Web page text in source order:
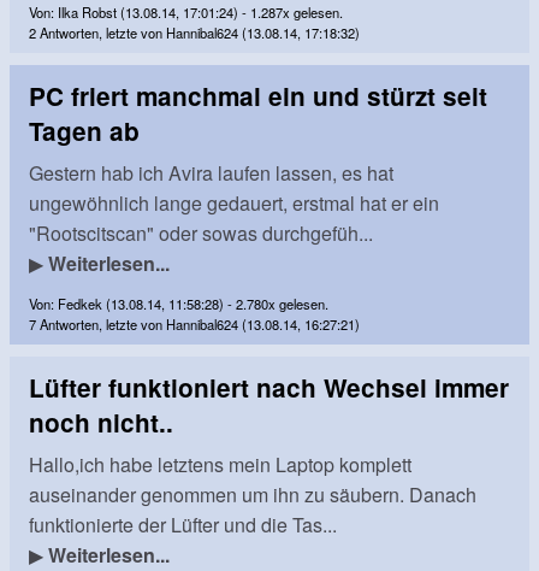
Von: Ilka Robst (13.08.14, 17:01:24) - 1.287x gelesen.
2 Antworten, letzte von Hannibal624 (13.08.14, 17:18:32)
PC friert manchmal ein und stürzt seit
Tagen ab
Gestern hab ich Avira laufen lassen, es hat
ungewöhnlich lange gedauert, erstmal hat er ein
"Rootscitscan" oder sowas durchgefüh...
▶Weiterlesen...
Von: Fedkek (13.08.14, 11:58:28) - 2.780x gelesen.
7 Antworten, letzte von Hannibal624 (13.08.14, 16:27:21)
Lüfter funktioniert nach Wechsel immer
noch nicht..
Hallo,ich habe letztens mein Laptop komplett
auseinander genommen um ihn zu säubern. Danach
funktionierte der Lüfter und die Tas...
▶Weiterlesen...